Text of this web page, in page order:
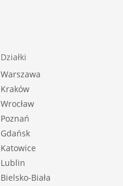
Działki
Warszawa
Kraków
Wrocław
Poznań
Gdańsk
Katowice
Lublin
Bielsko-Biała